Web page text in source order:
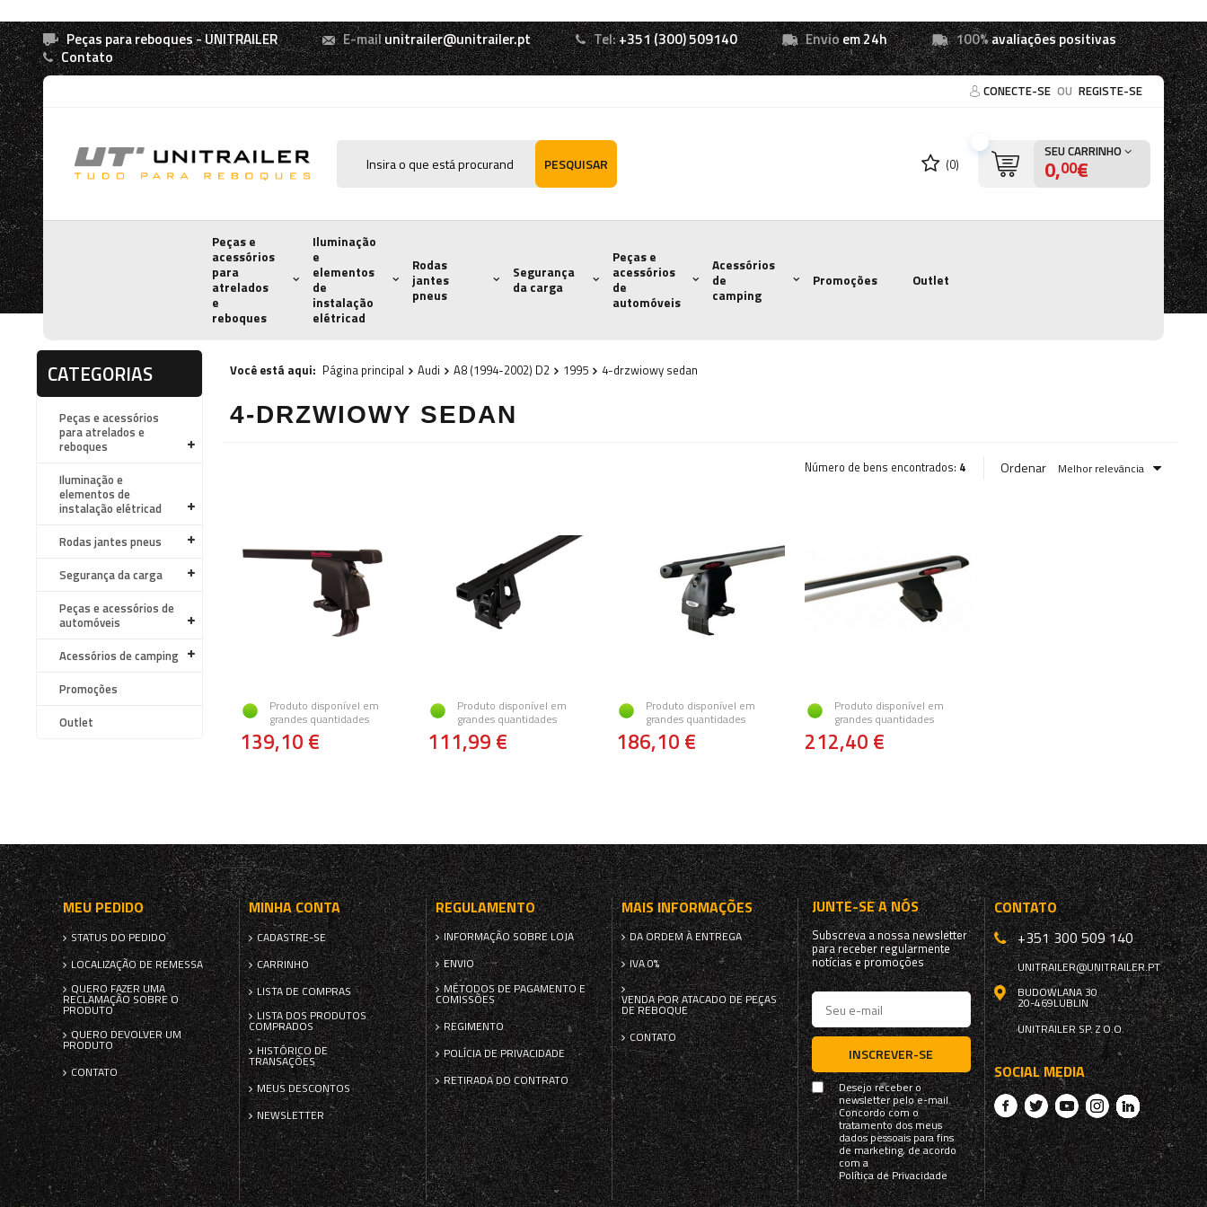
Peças para reboques - UNITRAILER E-mailunitrailer@unitrailer.pt Tel:+351 (300) 509140 Envioem 24h 100%avaliações positivas
Contato
CONECTE-SE OU REGISTE-SE
PESQUISAR (0)
SEU CARRINHO
0,00€
Peças e
acessórios
para
atrelados
e
reboques
Iluminação
e
elementos
de
instalação
elétricad
Rodas
jantes
pneus
Segurança
da carga
Peças e
acessórios
de
automóveis
Acessórios
de
camping
Promoções Outlet
CATEGORIAS
Peças e acessórios
para atrelados e
reboques
Iluminação e
elementos de
instalação elétricad
Rodas jantes pneus
Segurança da carga
Peças e acessórios de
automóveis
Acessórios de camping
Promoções
Outlet
Você está aqui: Página principal Audi A8 (1994-2002) D2 1995 4-drzwiowy sedan
4-DRZWIOWY SEDAN
Número de bens encontrados: 4 Ordenar Melhor relevância
Produto disponível em
grandes quantidades
139,10 €
Produto disponível em
grandes quantidades
111,99 €
Produto disponível em
grandes quantidades
186,10 €
Produto disponível em
grandes quantidades
212,40 €
MEU PEDIDO
STATUS DO PEDIDO
LOCALIZAÇÃO DE REMESSA
QUERO FAZER UMA
RECLAMAÇÃO SOBRE O
PRODUTO
QUERO DEVOLVER UM
PRODUTO
CONTATO
MINHA CONTA
CADASTRE-SE
CARRINHO
LISTA DE COMPRAS
LISTA DOS PRODUTOS
COMPRADOS
HISTÓRICO DE
TRANSAÇÕES
MEUS DESCONTOS
NEWSLETTER
REGULAMENTO
INFORMAÇÃO SOBRE LOJA
ENVIO
MÉTODOS DE PAGAMENTO E
COMISSÕES
REGIMENTO
POLÍCIA DE PRIVACIDADE
RETIRADA DO CONTRATO
MAIS INFORMAÇÕES
DA ORDEM À ENTREGA
IVA 0%
VENDA POR ATACADO DE PEÇAS
DE REBOQUE
CONTATO
JUNTE-SE A NÓS
Subscreva a nossa newsletter
para receber regularmente
notícias e promoções
INSCREVER-SE
Desejo receber o
newsletter pelo e-mail.
Concordo com o
tratamento dos meus
dados pessoais para fins
de marketing, de acordo
com a
Política de Privacidade
CONTATO
+351 300 509 140
UNITRAILER@UNITRAILER.PT
BUDOWLANA 30
20-469LUBLIN
UNITRAILER SP. Z O.O.
SOCIAL MEDIA